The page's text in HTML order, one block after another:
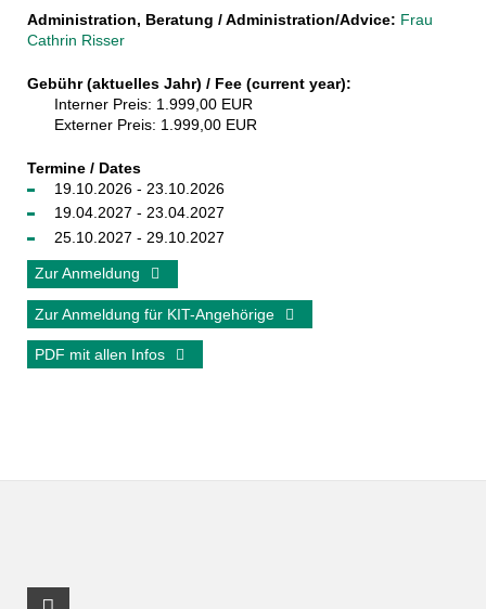
Administration, Beratung / Administration/Advice: Frau
Cathrin Risser
Gebühr (aktuelles Jahr) / Fee (current year):
Interner Preis: 1.999,00 EUR
Externer Preis: 1.999,00 EUR
Termine / Dates
19.10.2026 - 23.10.2026
19.04.2027 - 23.04.2027
25.10.2027 - 29.10.2027
Zur Anmeldung
Zur Anmeldung für KIT-Angehörige
PDF mit allen Infos